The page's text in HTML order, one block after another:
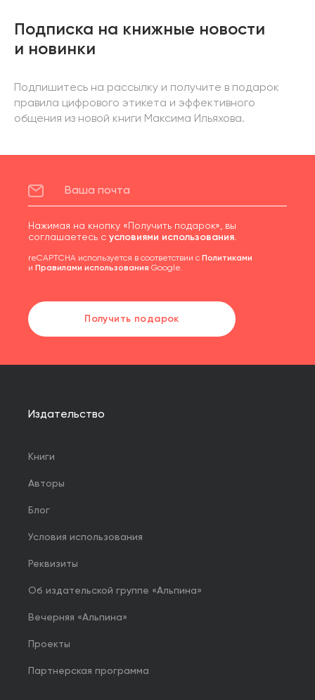
Подписка на книжные новости
и новинки
Подпишитесь на рассылку и получите в подарок
правила цифрового этикета и эффективного
общения из новой книги Максима Ильяхова.
Нажимая на кнопку «Получить подарок», вы
соглашаетесь с условиями использования.
reCAPTCHA используется в соответствии с Политиками
и Правилами использования Google.
Получить подарок
Издательство
Книги
Авторы
Блог
Условия использования
Реквизиты
Об издательской группе «Альпина»
Вечерняя «Альпина»
Проекты
Партнерская программа